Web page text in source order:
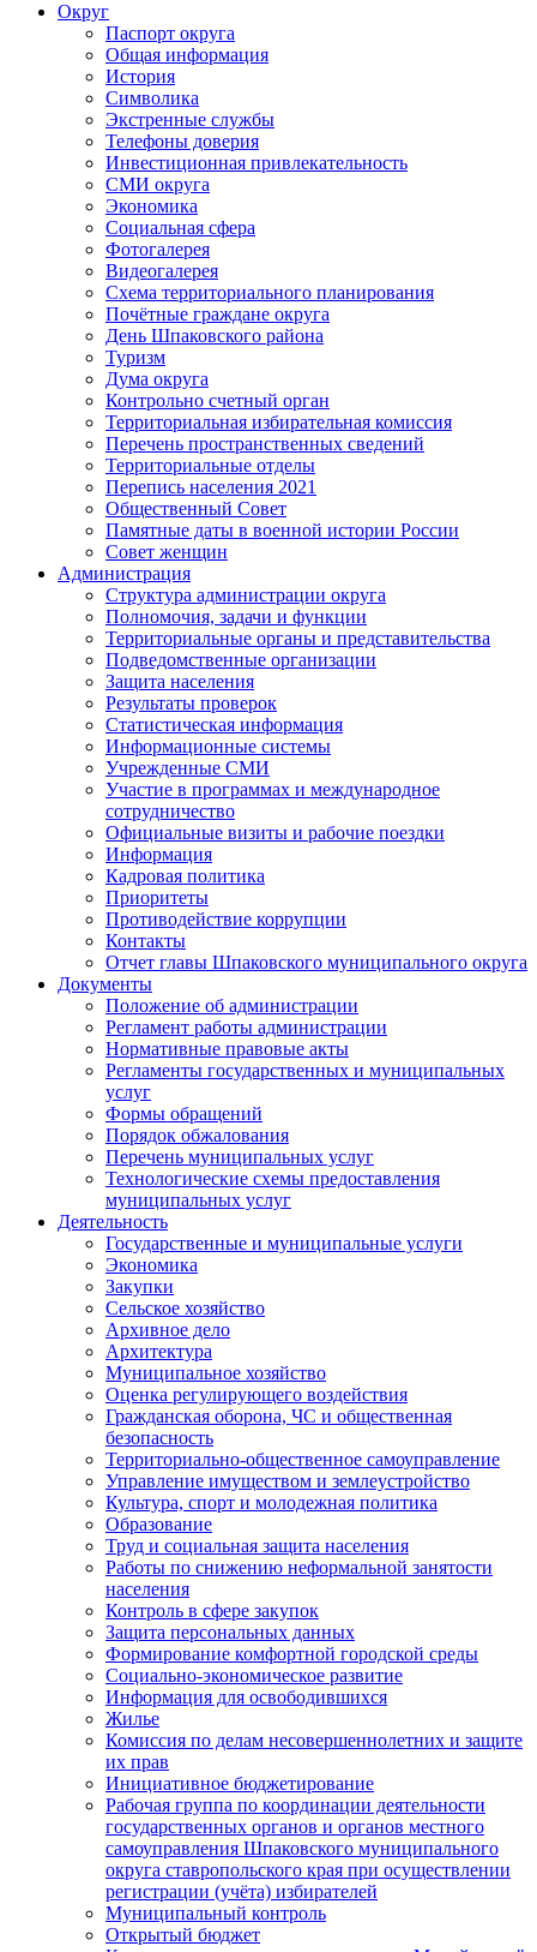
Округ
Паспорт округа
Общая информация
История
Символика
Экстренные службы
Телефоны доверия
Инвестиционная привлекательность
СМИ округа
Экономика
Социальная сфера
Фотогалерея
Видеогалерея
Схема территориального планирования
Почётные граждане округа
День Шпаковского района
Туризм
Дума округа
Контрольно счетный орган
Территориальная избирательная комиссия
Перечень пространственных сведений
Территориальные отделы
Перепись населения 2021
Общественный Совет
Памятные даты в военной истории России
Совет женщин
Администрация
Структура администрации округа
Полномочия, задачи и функции
Территориальные органы и представительства
Подведомственные организации
Защита населения
Результаты проверок
Статистическая информация
Информационные системы
Учрежденные СМИ
Участие в программах и международное
сотрудничество
Официальные визиты и рабочие поездки
Информация
Кадровая политика
Приоритеты
Противодействие коррупции
Контакты
Отчет главы Шпаковского муниципального округа
Документы
Положение об администрации
Регламент работы администрации
Нормативные правовые акты
Регламенты государственных и муниципальных
услуг
Формы обращений
Порядок обжалования
Перечень муниципальных услуг
Технологические схемы предоставления
муниципальных услуг
Деятельность
Государственные и муниципальные услуги
Экономика
Закупки
Сельское хозяйство
Архивное дело
Архитектура
Муниципальное хозяйство
Оценка регулирующего воздействия
Гражданская оборона, ЧС и общественная
безопасность
Территориально-общественное самоуправление
Управление имуществом и землеустройство
Культура, спорт и молодежная политика
Образование
Труд и социальная защита населения
Работы по снижению неформальной занятости
населения
Контроль в сфере закупок
Защита персональных данных
Формирование комфортной городской среды
Социально-экономическое развитие
Информация для освободившихся
Жилье
Комиссия по делам несовершеннолетних и защите
их прав
Инициативное бюджетирование
Рабочая группа по координации деятельности
государственных органов и органов местного
самоуправления Шпаковского муниципального
округа ставропольского края при осуществлении
регистрации (учёта) избирателей
Муниципальный контроль
Открытый бюджет